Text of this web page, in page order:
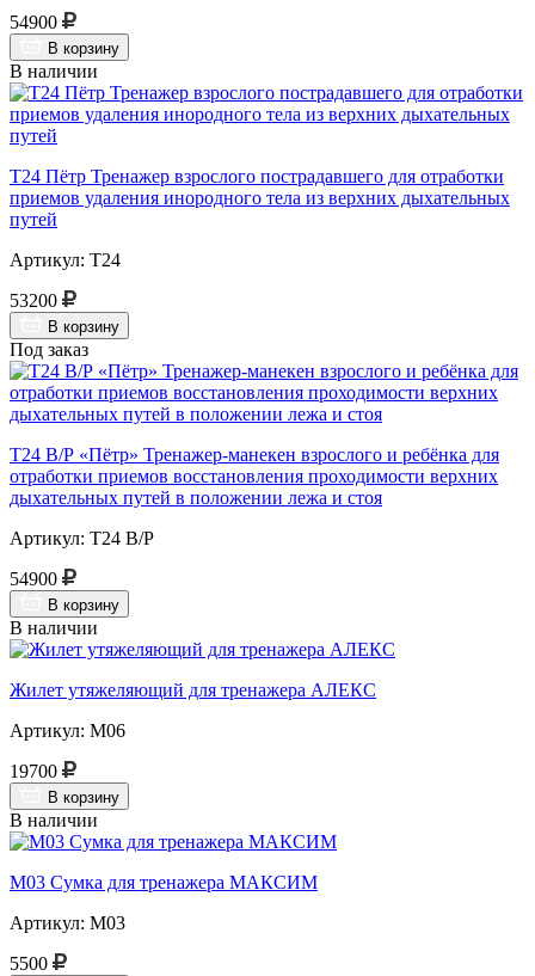
54900
В корзину
В наличии
Т24 Пётр Тренажер взрослого пострадавшего для отработки
приемов удаления инородного тела из верхних дыхательных
путей
Артикул: Т24
53200
В корзину
Под заказ
Т24 В/Р «Пётр» Тренажер-манекен взрослого и ребёнка для
отработки приемов восстановления проходимости верхних
дыхательных путей в положении лежа и стоя
Артикул: Т24 В/Р
54900
В корзину
В наличии
Жилет утяжеляющий для тренажера АЛЕКС
Артикул: М06
19700
В корзину
В наличии
М03 Сумка для тренажера МАКСИМ
Артикул: М03
5500